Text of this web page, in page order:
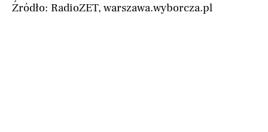
Źródło: RadioZET, warszawa.wyborcza.pl